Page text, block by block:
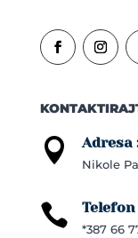
 Adresa
Nikole
 Telefon
*387 66